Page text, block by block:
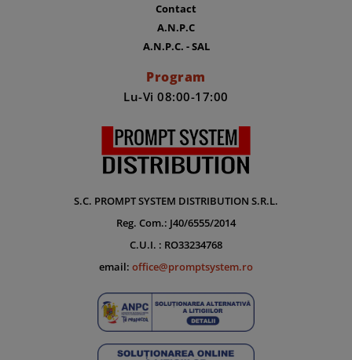
Contact
A.N.P.C
A.N.P.C. - SAL
Program
Lu-Vi 08:00-17:00
S.C. PROMPT SYSTEM DISTRIBUTION S.R.L.
Reg. Com.: J40/6555/2014
C.U.I. : RO33234768
email: office@promptsystem.ro